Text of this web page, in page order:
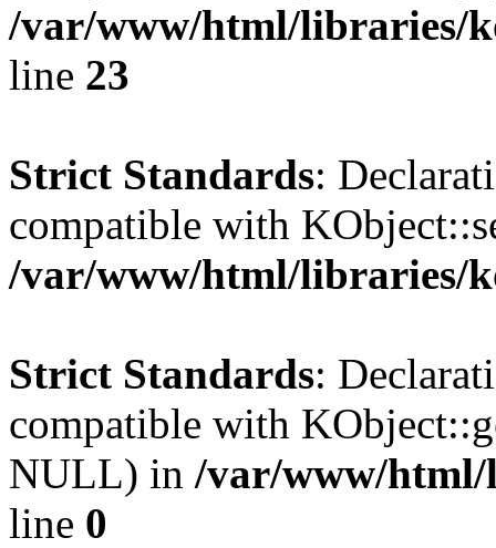
/var/www/html/libraries/
line 23
Strict Standards:
compatible with
/var/www/html/libraries/
Strict Standards:
compatible with
NULL) in /var/www/
line 0